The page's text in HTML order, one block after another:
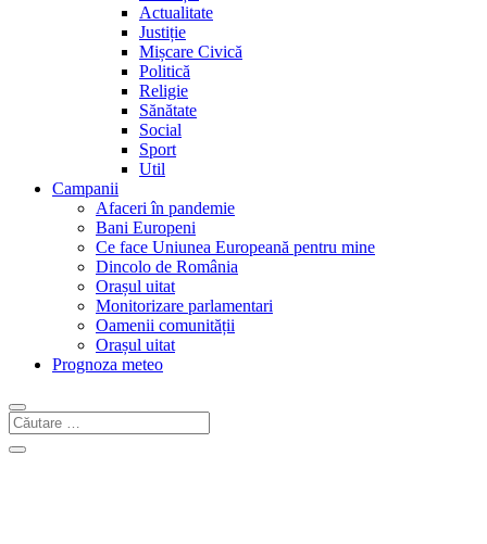
Actualitate
Justiție
Mișcare Civică
Politică
Religie
Sănătate
Social
Sport
Util
Campanii
Afaceri în pandemie
Bani Europeni
Ce face Uniunea Europeană pentru mine
Dincolo de România
Orașul uitat
Monitorizare parlamentari
Oamenii comunității
Orașul uitat
Prognoza meteo